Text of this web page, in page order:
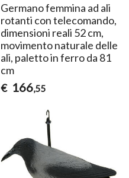
Germano femmina ad ali
rotanti con telecomando,
dimensioni reali 52 cm,
movimento naturale delle
ali, paletto in ferro da 81
cm
€ 166,55